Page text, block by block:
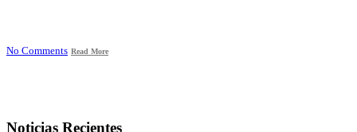
No Comments Read More
Noticias Recientes